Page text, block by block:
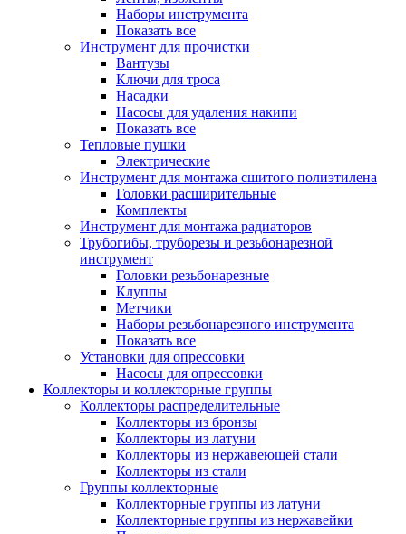
Наборы инструмента
Показать все
Инструмент для прочистки
Вантузы
Ключи для троса
Насадки
Насосы для удаления накипи
Показать все
Тепловые пушки
Электрические
Инструмент для монтажа сшитого полиэтилена
Головки расширительные
Комплекты
Инструмент для монтажа радиаторов
Трубогибы, труборезы и резьбонарезной
инструмент
Головки резьбонарезные
Клуппы
Метчики
Наборы резьбонарезного инструмента
Показать все
Установки для опрессовки
Насосы для опрессовки
Коллекторы и коллекторные группы
Коллекторы распределительные
Коллекторы из бронзы
Коллекторы из латуни
Коллекторы из нержавеющей стали
Коллекторы из стали
Группы коллекторные
Коллекторные группы из латуни
Коллекторные группы из нержавейки